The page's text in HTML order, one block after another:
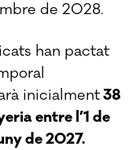
de 2028.
han pactat
inicialment38
entre l’1 de
de 2027.